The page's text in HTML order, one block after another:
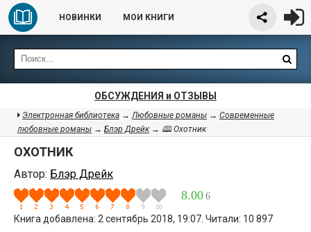
НОВИНКИ МОИ КНИГИ
ОБСУЖДЕНИЯ и ОТЗЫВЫ
Электронная библиотека →Любовные романы → Современные
любовные романы → Блэр Дрейк→ 🕮 Охотник
ОХОТНИК
Автор: Блэр Дрейк
8.00 6
Книга добавлена: 2 сентябрь 2018, 19:07. Читали: 10 897